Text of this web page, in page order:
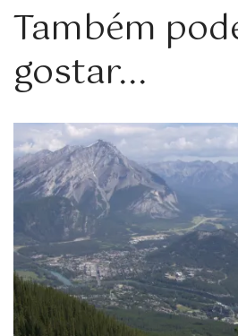
Também
gostar...
Zoom